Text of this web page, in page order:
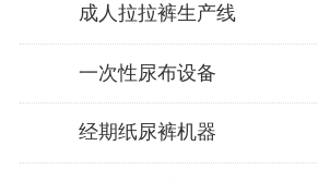
成人拉拉裤生产线
一次性尿布设备
经期纸尿裤机器